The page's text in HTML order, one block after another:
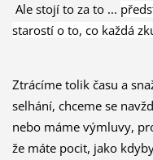
Ale stojí to za to ...
starostí o to, co každá
Ztrácíme tolik času a
selhání, chceme se
nebo máme výmluvy,
že máte pocit, jako